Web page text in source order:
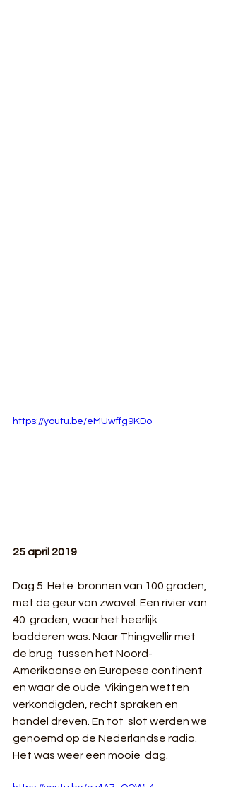
https://youtu.be/eMUwffg9KDo
25 april 2019
Dag 5. Hete  bronnen van 100 graden,
met de geur van zwavel. Een rivier van
40  graden, waar het heerlijk
badderen was. Naar Thingvellir met
de brug  tussen het Noord-
Amerikaanse en Europese continent
en waar de oude  Vikingen wetten
verkondigden, recht spraken en
handel dreven. En tot  slot werden we
genoemd op de Nederlandse radio.
Het was weer een mooie  dag.